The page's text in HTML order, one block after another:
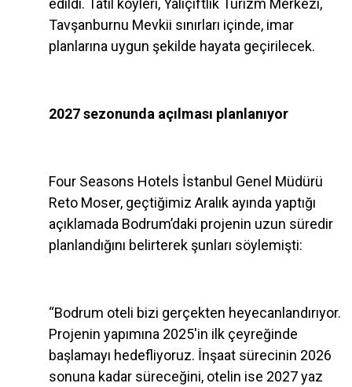
edildi. Tatil köyleri, Yalıçiftlik Turizm Merkezi,
Tavşanburnu Mevkii sınırları içinde, imar
planlarına uygun şekilde hayata geçirilecek.
2027 sezonunda açılması planlanıyor
Four Seasons Hotels İstanbul Genel Müdürü
Reto Moser, geçtiğimiz Aralık ayında yaptığı
açıklamada Bodrum’daki projenin uzun süredir
planlandığını belirterek şunları söylemişti:
“Bodrum oteli bizi gerçekten heyecanlandırıyor.
Projenin yapımına 2025'in ilk çeyreğinde
başlamayı hedefliyoruz. İnşaat sürecinin 2026
sonuna kadar süreceğini, otelin ise 2027 yaz